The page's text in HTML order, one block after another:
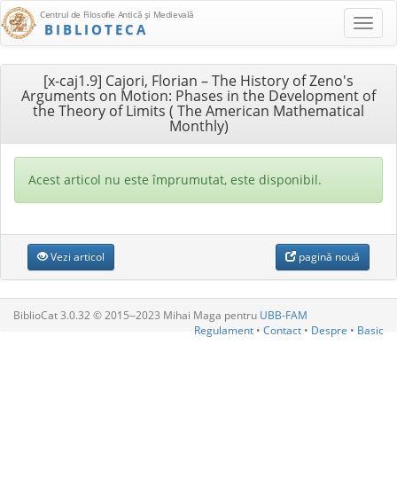
Centrul de Filosofie Antică şi Medievală
BIBLIOTECA
[x-caj1.9] Cajori, Florian – The History of Zeno's
Arguments on Motion: Phases in the Development of
the Theory of Limits ( The American Mathematical
Monthly)
Acest articol nu este împrumutat, este disponibil.
Vezi articol pagină nouă
BiblioCat 3.0.32 © 2015‒2023 Mihai Maga pentru UBB-FAM
Regulament • Contact • Despre • Basic